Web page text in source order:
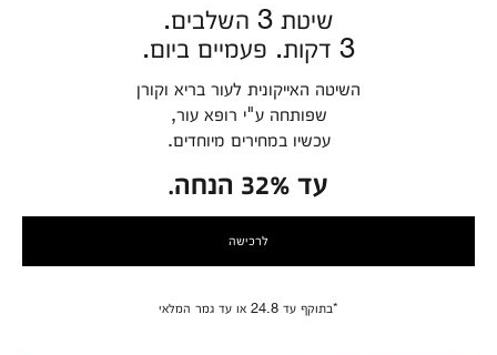
שיטת 3 השלבים.
3 דקות. פעמיים ביום.
השיטה האייקונית לעור בריא וקורן
שפותחה ע"י רופא עור,
עכשיו במחירים מיוחדים.
עד 32% הנחה.
לרכישה
*בתוקף עד 24.8 או עד גמר המלאי